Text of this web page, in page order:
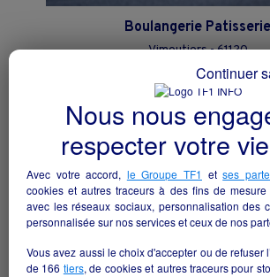
Boulangerie Patisserie
Vimoutiers - 61120
Alimentation
Nous nous
respecter votre
Avec votre accord, le Groupe TF1 etses
cookies et autres traceurs à des fins de mesure
avec les réseaux sociaux, personnalisation des
personnalisée sur nos services et ceux de nos
Vous avez aussi le choix d'accepter ou de refuser
de 166 tiers, de cookies et autres traceurs pour
Continuer